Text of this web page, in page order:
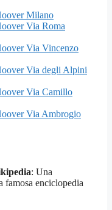
Milano
Via Roma
Via Vincenzo
Via degli Alpini
Via Camillo
Via Ambrogio
: Una
famosa enciclopedia